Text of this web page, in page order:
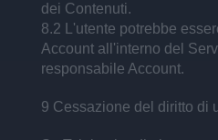
dei Contenuti.
8.2 L'utente potrebbe
Account all'interno del
responsabile Account.
9 Cessazione del diritto di